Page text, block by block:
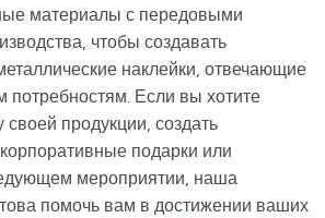
материалы с передовыми
чтобы создавать
наклейки, отвечающие
потребностям. Если вы хотите
своей продукции, создать
подарки или
мероприятии, наша
помочь вам в достижении ваших